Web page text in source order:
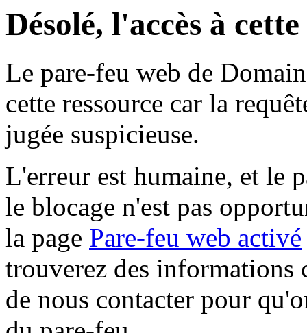
Désolé, l'accès à
Le pare-feu web de
cette ressource car la
jugée suspicieuse.
L'erreur est humaine, et le
le blocage n'est pas
la page Pare-feu web activé
trouverez des informations
de nous contacter pour